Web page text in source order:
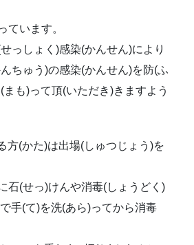
ています。
っしょく)感染(かんせん)により
ちゅう)の感染(かんせん)を防(ふ
も)って頂(いただき)きますよう
方(かた)は出場(しゅつじょう)を
石(せっ)けんや消毒(しょうどく)
手(て)を洗(あら)ってから消毒